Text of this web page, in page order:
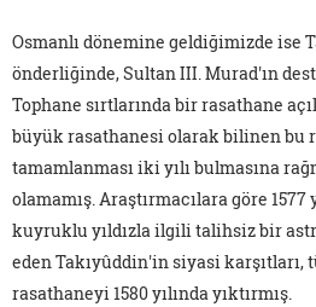
Osmanlı dönemine geldiğimizde ise
önderliğinde, Sultan III. Murad'ın
Tophane sırtlarında bir rasathane
büyük rasathanesi olarak bilinen bu
tamamlanması iki yılı bulmasına
olamamış. Araştırmacılara göre 1577
kuyruklu yıldızla ilgili talihsiz bir
eden Takıyûddin'in siyasi karşıtları,
rasathaneyi 1580 yılında yıktırmış.